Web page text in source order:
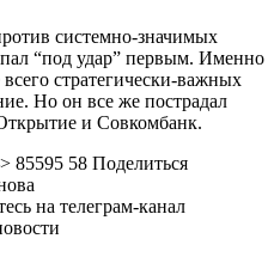
системно-значимых
“под удар” первым. Именно
стратегически-важных
Но он все же пострадал
и Совкомбанк.
85595 58 Поделиться
на телеграм-канал